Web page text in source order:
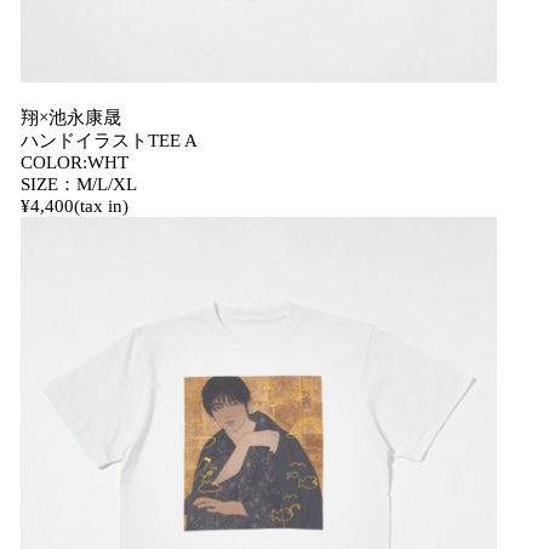
翔×池永康晟
ハンドイラストTEE A
COLOR:WHT
SIZE：M/L/XL
¥4,400(tax in)